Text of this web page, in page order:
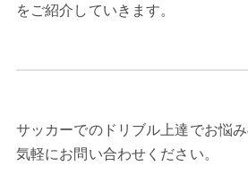
をご紹介していきます。
サッカーでのドリブル上達でお悩
気軽にお問い合わせください。